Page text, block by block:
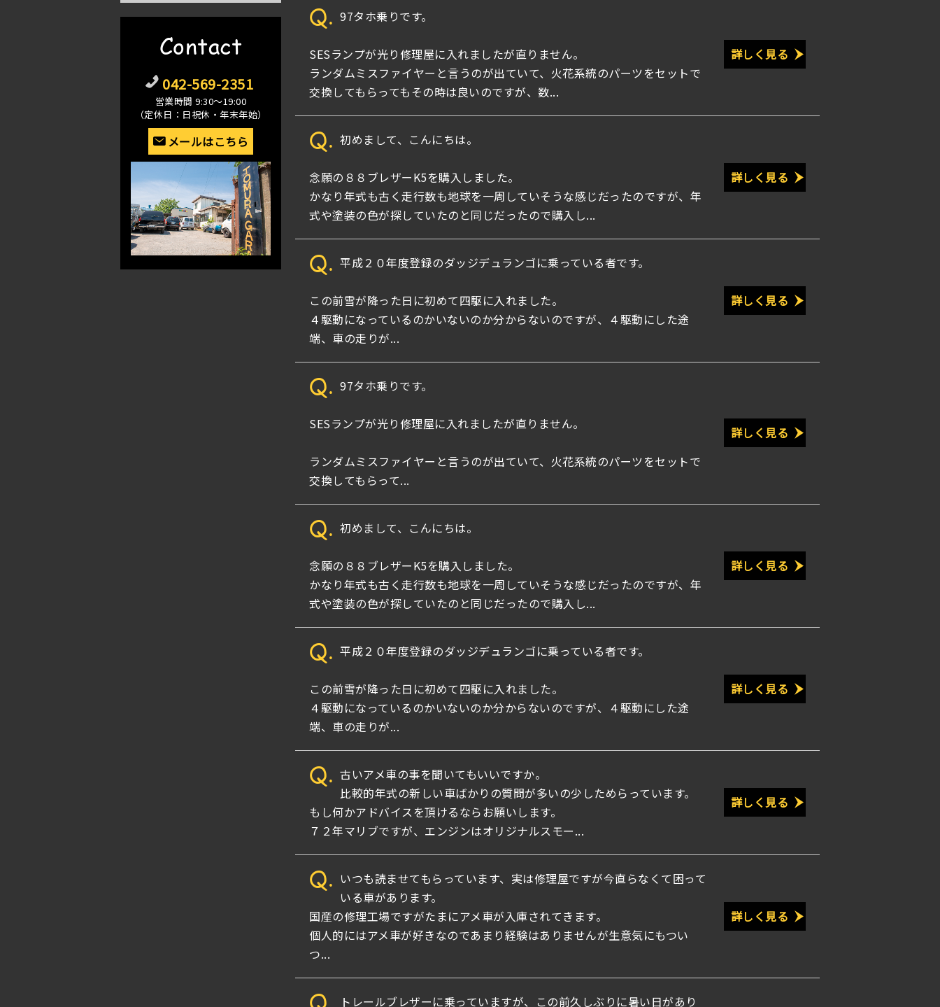
Q. 97タホ乗りです。
SESランプが光り修理屋に入れましたが直りません。
ランダムミスファイヤーと言うのが出ていて、火花系統のパーツをセットで
交換してもらってもその時は良いのですが、数...
詳しく見る
Q. 初めまして、こんにちは。
念願の８８ブレザーK5を購入しました。
かなり年式も古く走行数も地球を一周していそうな感じだったのですが、年
式や塗装の色が探していたのと同じだったので購入し...
詳しく見る
Q. 平成２０年度登録のダッジデュランゴに乗っている者です。
この前雪が降った日に初めて四駆に入れました。
４駆動になっているのかいないのか分からないのですが、４駆動にした途
端、車の走りが...
詳しく見る
Q. 97タホ乗りです。
SESランプが光り修理屋に入れましたが直りません。
ランダムミスファイヤーと言うのが出ていて、火花系統のパーツをセットで
交換してもらって...
詳しく見る
Q. 初めまして、こんにちは。
念願の８８ブレザーK5を購入しました。
かなり年式も古く走行数も地球を一周していそうな感じだったのですが、年
式や塗装の色が探していたのと同じだったので購入し...
詳しく見る
Q. 平成２０年度登録のダッジデュランゴに乗っている者です。
この前雪が降った日に初めて四駆に入れました。
４駆動になっているのかいないのか分からないのですが、４駆動にした途
端、車の走りが...
詳しく見る
Q. 古いアメ車の事を聞いてもいいですか。
比較的年式の新しい車ばかりの質問が多いの少しためらっています。
もし何かアドバイスを頂けるならお願いします。
７２年マリブですが、エンジンはオリジナルスモー...
詳しく見る
Q. いつも読ませてもらっています、実は修理屋ですが今直らなくて困って
いる車があります。
国産の修理工場ですがたまにアメ車が入庫されてきます。
個人的にはアメ車が好きなのであまり経験はありませんが生意気にもつい
つ...
詳しく見る
トレールブレザーに乗っていますが、この前久しぶりに暑い日があり
Contact
042-569-2351
営業時間 9:30〜19:00
（定休日：日祝休・年末年始）
メールはこちら